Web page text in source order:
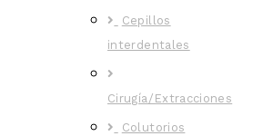
Cepillos
interdentales
Cirugía/Extracciones
Colutorios